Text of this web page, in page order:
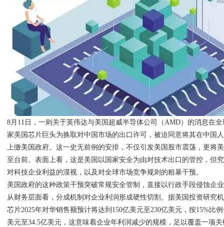
8月11日，一则关于英伟达与美国超威半导体公司（AMD）的消息在
家美国芯片巨头为换取对中国市场的出口许可，被迫同意将其在中国
上缴美国政府。这一史无前例的安排，不仅引发美国股市震荡，更将
至台前。表面上看，这是美国以国家安全为由对技术出口的管控，但
对科技企业利益的漠视，以及对全球市场竞争规则的粗暴干预。
美国政府的这种政策干预突破常规安全管制，直接以行政手段侵蚀企
从财务层面看，分成机制对企业利润形成硬性切割。据美国投资研究
芯片2025年对华销售额预计将达到150亿美元至230亿美元，按15%比
美元至34.5亿美元，这意味着企业年利润减少的规模，足以覆盖一项